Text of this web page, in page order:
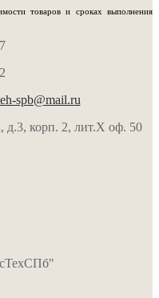
товаров и сроках выполнения
spb@mail.ru
д.3, корп. 2, лит.Х оф. 50